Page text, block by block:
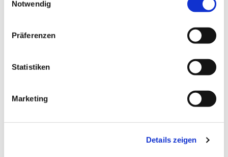
Notwendig
Präferenzen
Statistiken
Marketing
Details zeigen